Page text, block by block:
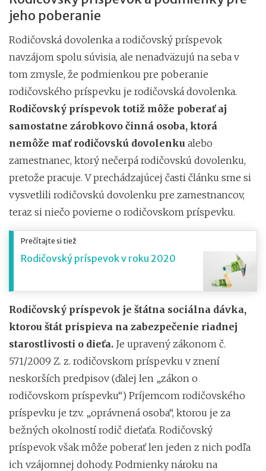
jeho poberanie
Rodičovská dovolenka a rodičovský príspevok
navzájom spolu súvisia, ale nenadväzujú na seba v
tom zmysle, že podmienkou pre poberanie
rodičovského príspevku je rodičovská dovolenka.
Rodičovský príspevok totiž môže poberať aj
samostatne zárobkovo činná osoba, ktorá
nemôže mať rodičovskú dovolenku alebo
zamestnanec, ktorý nečerpá rodičovskú dovolenku,
pretože pracuje. V prechádzajúcej časti článku sme si
vysvetlili rodičovskú dovolenku pre zamestnancov,
teraz si niečo povieme o rodičovskom príspevku.
Prečítajte si tiež
Rodičovský príspevok v roku 2020
Rodičovský príspevok je štátna sociálna dávka,
ktorou štát prispieva na zabezpečenie riadnej
starostlivosti o dieťa. Je upravený zákonom č.
571/2009 Z. z. rodičovskom príspevku v znení
neskorších predpisov (ďalej len „zákon o
rodičovskom príspevku“) Príjemcom rodičovského
príspevku je tzv. „oprávnená osoba“, ktorou je za
bežných okolností rodič dieťaťa. Rodičovský
príspevok však môže poberať len jeden z nich podľa
ich vzájomnej dohody. Podmienky nároku na